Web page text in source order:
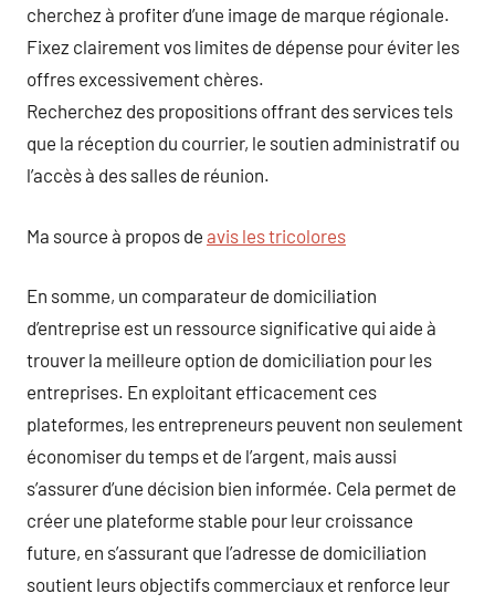
cherchez à profiter d’une image de marque régionale.
Fixez clairement vos limites de dépense pour éviter les
offres excessivement chères.
Recherchez des propositions offrant des services tels
que la réception du courrier, le soutien administratif ou
l’accès à des salles de réunion.
Ma source à propos de avis les tricolores
En somme, un comparateur de domiciliation
d’entreprise est un ressource significative qui aide à
trouver la meilleure option de domiciliation pour les
entreprises. En exploitant efficacement ces
plateformes, les entrepreneurs peuvent non seulement
économiser du temps et de l’argent, mais aussi
s’assurer d’une décision bien informée. Cela permet de
créer une plateforme stable pour leur croissance
future, en s’assurant que l’adresse de domiciliation
soutient leurs objectifs commerciaux et renforce leur